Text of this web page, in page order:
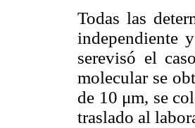
Todas las
independiente
serevisó el
molecular se
de 10 μm, se
traslado al